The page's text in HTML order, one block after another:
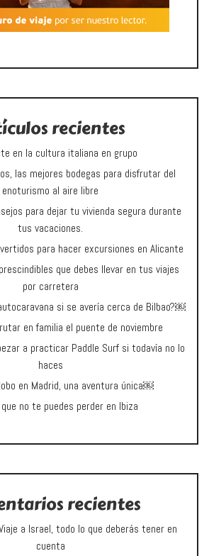
recientes
en la cultura italiana en grupo
las mejores bodegas para disfrutar del
enoturismo al aire libre
para dejar tu vivienda segura durante
tus vacaciones.
para hacer excursiones en Alicante
que debes llevar en tus viajes
por carretera
si se avería cerca de Bilbao?￼
en familia el puente de noviembre
a practicar Paddle Surf si todavía no lo
haces
en Madrid, una aventura única￼
no te puedes perder en Ibiza
recientes
a Israel, todo lo que deberás tener en
cuenta